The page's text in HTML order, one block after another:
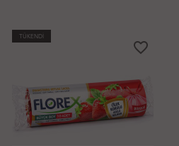
TÜKENDİ
favorite_border